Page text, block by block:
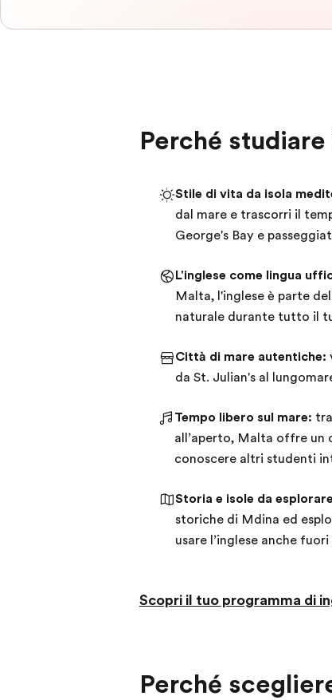
Perché
Stile di vita da isola
dal mare e trascorri il
George's Bay e
L'inglese come lingua
Malta, l'inglese è parte
naturale durante tutto il
Città di mare autentiche:
da St. Julian's al
Tempo libero sul mare:
all’aperto, Malta offre un
conoscere altri studenti
Storia e isole da
storiche di Mdina ed
usare l’inglese anche fuori
Scopri il tuo programma di
Perché